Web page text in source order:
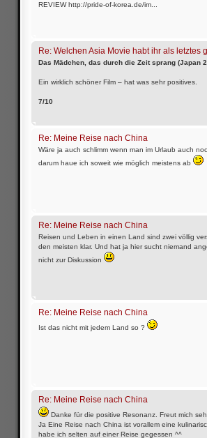
REVIEW http://pride-of-korea.de/im...
Re: Welchen Asia Movie habt ihr als letztes
Das Mädchen, das durch die Zeit sprang (Japan
Ein wirklich schöner Film – hat was sehr positives.
7/10
Re: Meine Reise nach China
Wäre ja auch schlimm wenn man im Urlaub auch
darum haue ich soweit wie möglich meistens ab
Re: Meine Reise nach China
Reisen und Leben in einen Land sind zwei völlig
den meisten klar. Und hat ja hier sucht niemand
nicht zur Diskussion
Re: Meine Reise nach China
Ist das nicht mit jedem Land so ?
Re: Meine Reise nach China
Danke für die positive Resonanz. Freut mich
Ja Eine Reise nach China ist vorallem eine
habe ich selten auf einer Reise gegessen ^^